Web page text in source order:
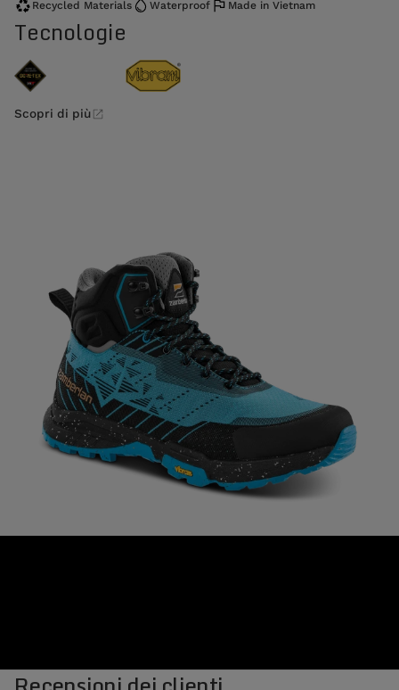
Recycled Materials Waterproof Made in Vietnam
Tecnologie
Scopri di più